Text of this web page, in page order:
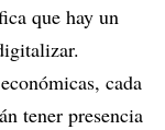
que hay un
cada
tener presencia